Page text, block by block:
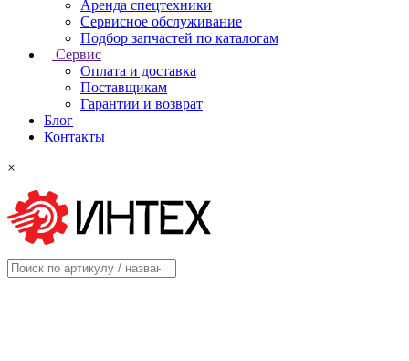
Аренда спецтехники
Сервисное обслуживание
Подбор запчастей по каталогам
Сервис
Оплата и доставка
Поставщикам
Гарантии и возврат
Блог
Контакты
×